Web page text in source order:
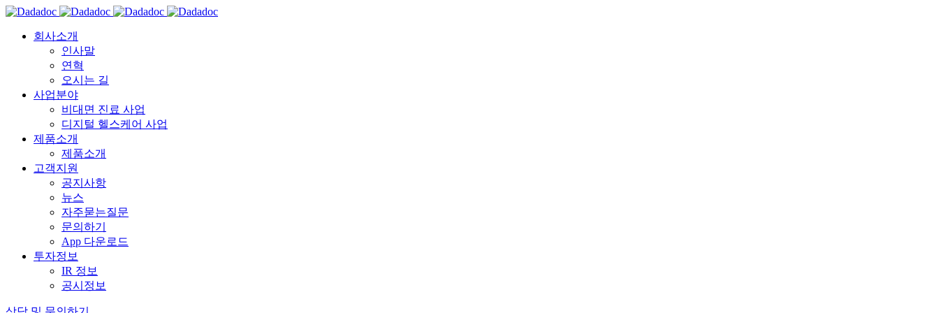
회사소개
인사말
연혁
오시는 길
사업분야
비대면 진료 사업
디지털 헬스케어 사업
제품소개
제품소개
고객지원
공지사항
뉴스
자주묻는질문
문의하기
App 다운로드
투자정보
IR 정보
공시정보